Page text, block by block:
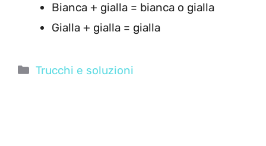
Bianca + gialla = bianca o gialla
Gialla + gialla = gialla
Categorie
Trucchi e soluzioni